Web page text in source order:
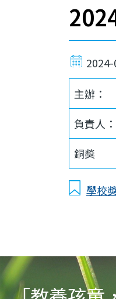
主辦：
負責人：
銅獎
學校